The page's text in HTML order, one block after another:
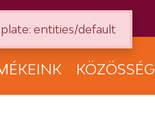
KÖZÖSSÉG
entities/default